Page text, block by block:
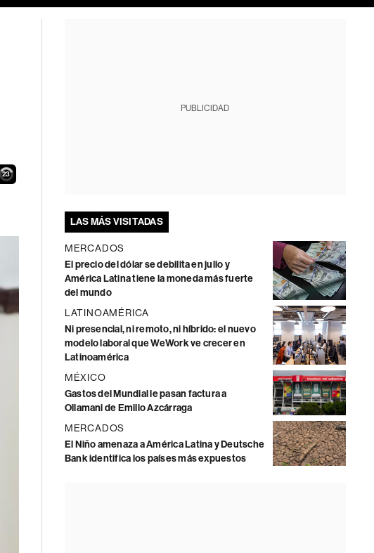
22
PUBLICIDAD
LAS MÁS VISITADAS
MERCADOS
El precio del dólar se debilita en julio y
América Latina tiene la moneda más fuerte
del mundo
LATINOAMÉRICA
Ni presencial, ni remoto, ni híbrido: el nuevo
modelo laboral que WeWork ve crecer en
Latinoamérica
MÉXICO
Gastos del Mundial le pasan factura a
Ollamani de Emilio Azcárraga
MERCADOS
El Niño amenaza a América Latina y Deutsche
Bank identifica los países más expuestos